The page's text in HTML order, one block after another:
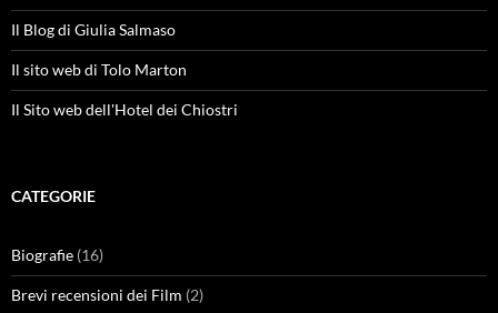
Il Blog di Giulia Salmaso
Il sito web di Tolo Marton
Il Sito web dell'Hotel dei Chiostri
CATEGORIE
Biografie (16)
Brevi recensioni dei Film (2)